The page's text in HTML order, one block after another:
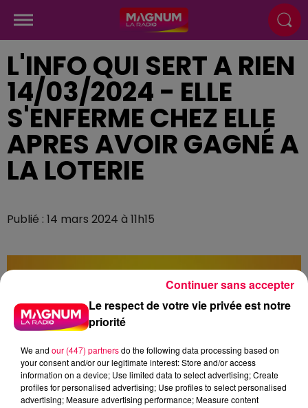
L'INFO QUI SERT A RIEN
14/03/2024 - ELLE
S'ENFERME CHEZ ELLE
APRES AVOIR GAGNÉ A
LA LOTERIE
Publié : 14 mars 2024 à 11h15
Le respect de votre vie privée est notre
priorité
We and our (447) partnersdo the following data processing based on
your consent and/or our legitimate interest: Store and/or access
information on a device; Use limited data to select advertising; Create
profiles for personalised advertising; Use profiles to select personalised
advertising; Measure advertising performance; Measure content
Continuer sans accepter